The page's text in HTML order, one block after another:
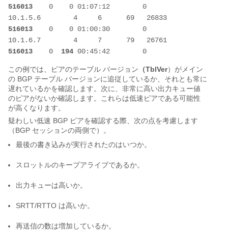
516013 0    0 01:07:12        0
516013 0    0 01:00:30        0
516013 0 194 00:45:42        0
この例では、ピアのテーブル バージョン （TblVer）がメイン
の BGP テーブル バージョンに追従しているか、それとも常に
遅れているかを確認します。次に、非常に高い出力キュー値
のピアがないか確認します。これらは低速ピアである可能性
が高くなります。
疑わしい低速 BGP ピアを確認する際、次の点を考慮します
（BGP セッションの両側で）。
最後の書き込みが実行されたのはいつか。
スロットルのキープアライブであるか。
出力キューは高いか。
SRTT/RTTO は高いか。
再送信の数は増加しているか。